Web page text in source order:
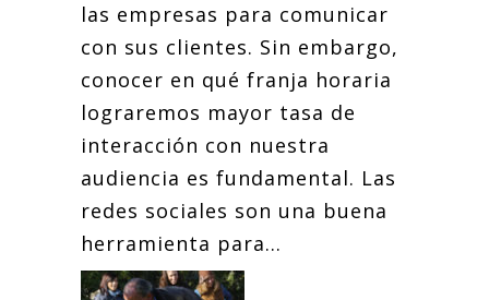
las empresas para comunicar
con sus clientes. Sin embargo,
conocer en qué franja horaria
lograremos mayor tasa de
interacción con nuestra
audiencia es fundamental. Las
redes sociales son una buena
herramienta para...